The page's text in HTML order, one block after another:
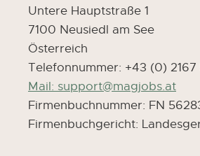
Untere Hauptstraße 1
7100 Neusiedl am See
Österreich
Telefonnummer: +43 (0) 2167
Mail: support@magjobs.at
Firmenbuchnummer: FN
Firmenbuchgericht: